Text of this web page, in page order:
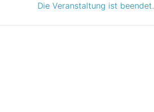
Die Veranstaltung ist beendet.